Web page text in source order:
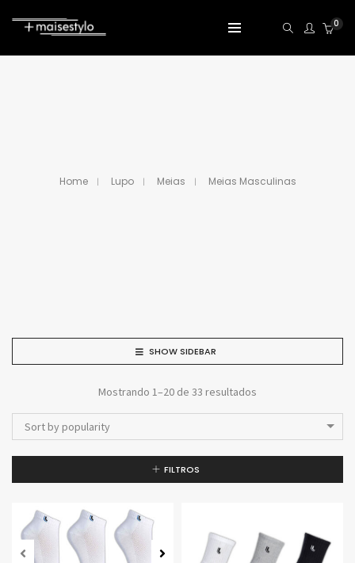
0
Home Lupo Meias Meias Masculinas
SHOW SIDEBAR
Mostrando 1–20 de 33 resultados
Sort by popularity
FILTROS